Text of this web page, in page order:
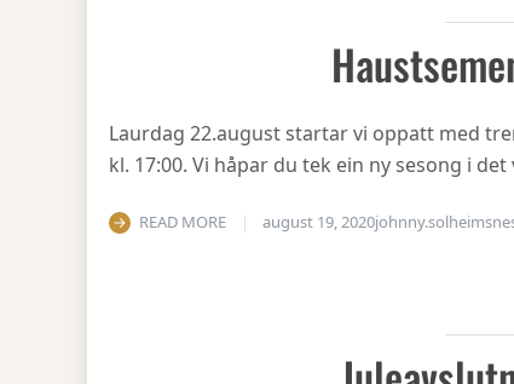
Laurdag 22.august startar vi oppatt med
kl. 17:00. Vi håpar du tek ein ny sesong i
READ MORE august 19, 2020